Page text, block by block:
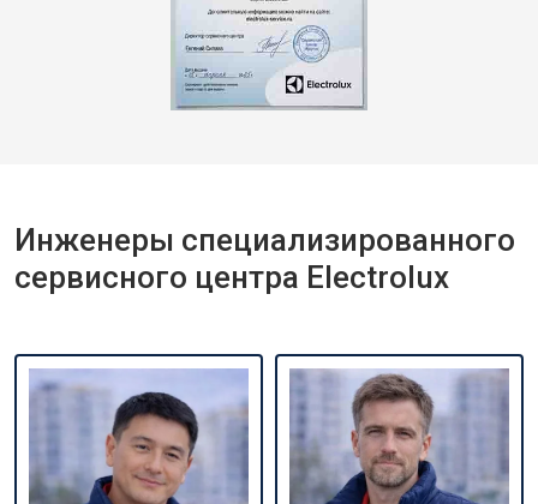
Инженеры специализированного
сервисного центра Electrolux